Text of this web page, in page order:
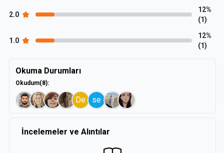
2.0
12%
(1)
1.0
12%
(1)
Okuma Durumları
Okudum(8):
De se
İncelemeler ve Alıntılar